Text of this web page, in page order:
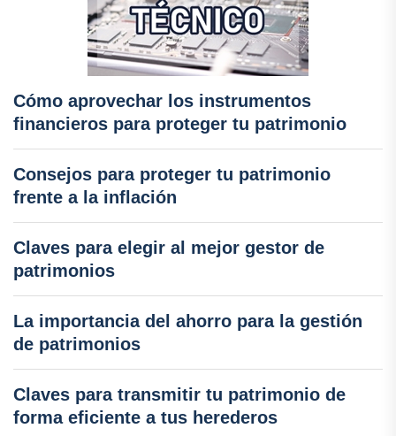
Cómo aprovechar los instrumentos
financieros para proteger tu patrimonio
Consejos para proteger tu patrimonio
frente a la inflación
Claves para elegir al mejor gestor de
patrimonios
La importancia del ahorro para la gestión
de patrimonios
Claves para transmitir tu patrimonio de
forma eficiente a tus herederos